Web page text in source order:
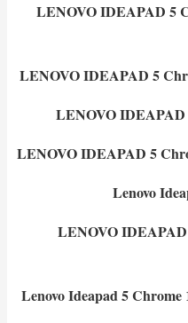
LENOVO IDEAPAD 5
LENOVO IDEAPAD 5
LENOVO
LENOVO IDEAPAD 5
Lenovo
LENOVO IDEAPAD
Lenovo Ideapad 5